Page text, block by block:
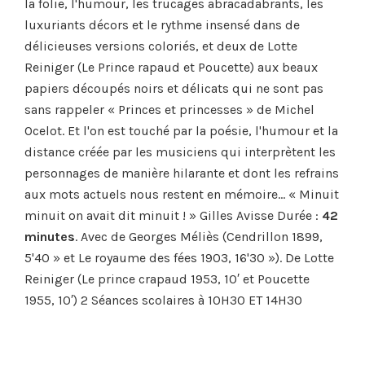
la folie, l'humour, les trucages abracadabrants, les
luxuriants décors et le rythme insensé dans de
délicieuses versions coloriés, et deux de Lotte
Reiniger (Le Prince rapaud et Poucette) aux beaux
papiers découpés noirs et délicats qui ne sont pas
sans rappeler « Princes et princesses » de Michel
Ocelot. Et l'on est touché par la poésie, l'humour et la
distance créée par les musiciens qui interprètent les
personnages de manière hilarante et dont les refrains
aux mots actuels nous restent en mémoire… « Minuit
minuit on avait dit minuit ! » Gilles Avisse Durée : 42
minutes. Avec de Georges Méliès (Cendrillon 1899,
5'40 » et Le royaume des fées 1903, 16'30 »). De Lotte
Reiniger (Le prince crapaud 1953, 10′ et Poucette
1955, 10′) 2 Séances scolaires à 10H30 ET 14H30